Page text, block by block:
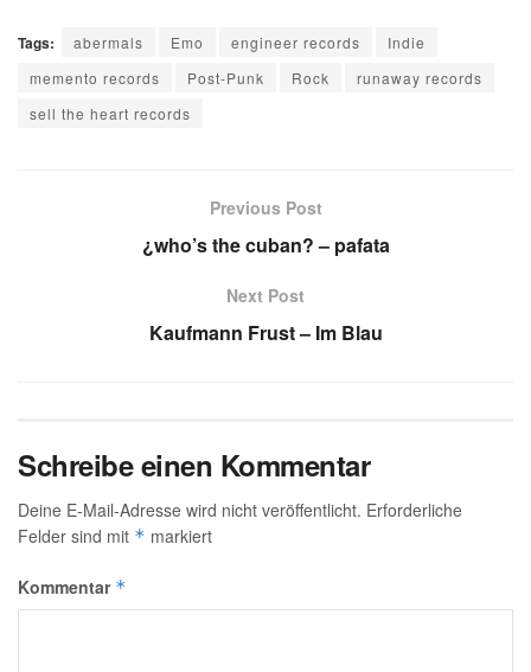
Tags: abermals Emo engineer records
Indie
memento records
Post-Punk Rock
runaway records
sell the heart records
Previous Post
¿who’s the cuban? – pafata
Next Post
Kaufmann Frust – Im Blau
Schreibe einen Kommentar
Deine E-Mail-Adresse wird nicht veröffentlicht. Erforderliche
Felder sind mit * markiert
Kommentar *